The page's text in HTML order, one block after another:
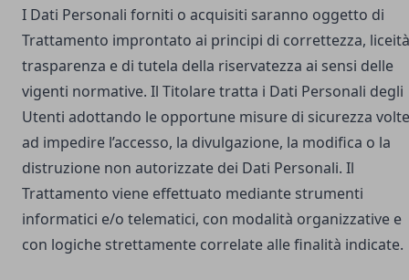
I Dati Personali forniti o acquisiti saranno oggetto di
Trattamento improntato ai principi di correttezza,
trasparenza e di tutela della riservatezza ai sensi delle
vigenti normative. Il Titolare tratta i Dati Personali degli
Utenti adottando le opportune misure di sicurezza volte
ad impedire l’accesso, la divulgazione, la modifica o la
distruzione non autorizzate dei Dati Personali. Il
Trattamento viene effettuato mediante strumenti
informatici e/o telematici, con modalità organizzative e
con logiche strettamente correlate alle finalità indicate.